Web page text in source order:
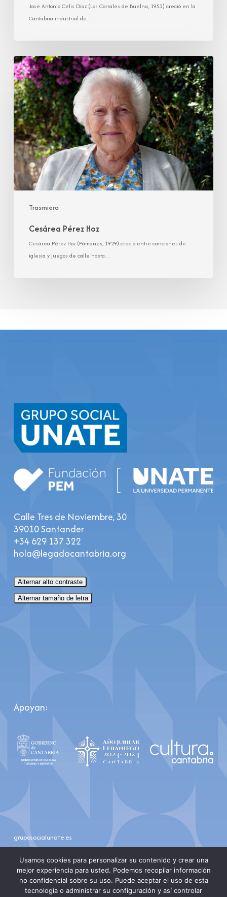
José Antonio Celis Díaz (Los Corrales de Buelna, 1953) creció en la
Cantabria industrial de…
Trasmiera
Cesárea
Pérez
Hoz
Cesárea Pérez Hoz
Cesárea Pérez Hoz (Pámanes, 1929) creció entre canciones de
iglesia y juegos de calle hasta…
Calle Tres de Noviembre, 30
39010 Santander
+34 629 137 322
hola@legadocantabria.org
Alternar alto contraste
Alternar tamaño de letra
Apoyan:
gruposocialunate.es
youtubeinstagram
Usamos cookies para personalizar su contenido y crear una
mejor experiencia para usted. Podemos recopilar información
no confidencial sobre su uso. Puede aceptar el uso de esta
tecnología o administrar su configuración y así controlar